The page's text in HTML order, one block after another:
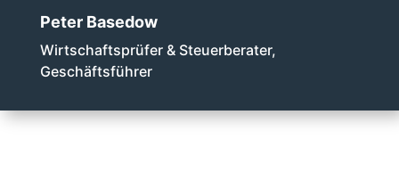
Peter Basedow
Wirtschaftsprüfer & Steuerberater,
Geschäftsführer